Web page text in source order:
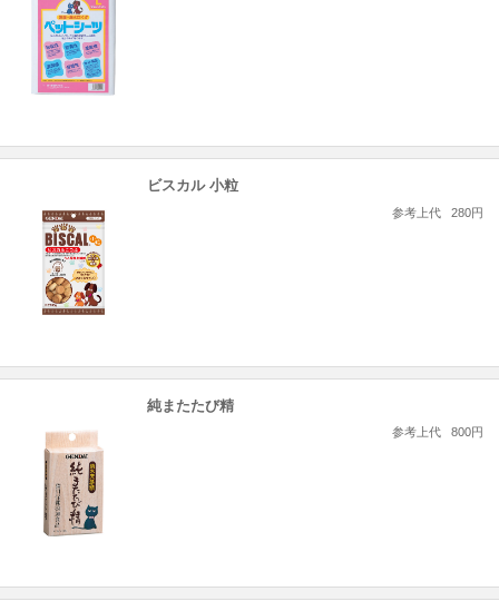
ビスカル 小粒
参考上代 280円
純またたび精
参考上代 800円